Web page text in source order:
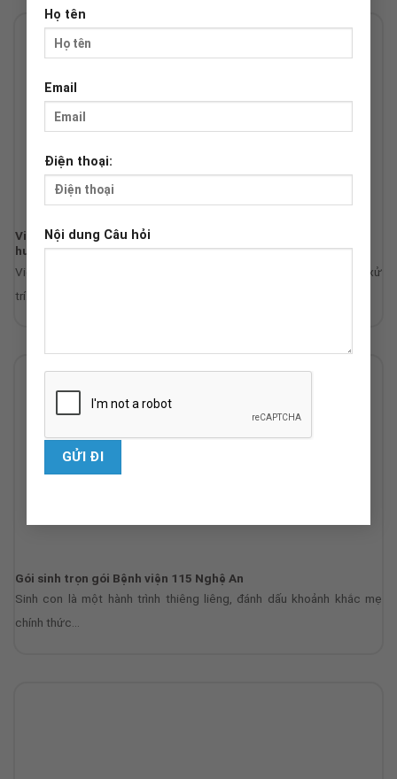
Họ tên
Email
Điện thoại:
Nội dung Câu hỏi
Viêm xoang kéo dài do nấm: Nguyên nhân khó phát hiện và
hướng xử trí hiệu quả
Viêm xoang kéo dài do nấm: Nguyên nhân khó phát hiện và hướng xử
trí...
Gói sinh trọn gói Bệnh viện 115 Nghệ An
Sinh con là một hành trình thiêng liêng, đánh dấu khoảnh khắc mẹ
chính thức...